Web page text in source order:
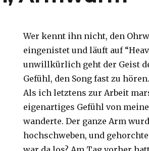
Wer kennt ihn nicht, den
eingenistet und läuft auf
unwillkürlich geht der Geist
Gefühl, den Song fast zu hören.
Als ich letztens zur Arbeit
eigenartiges Gefühl von
wanderte. Der ganze Arm
hochschweben, und